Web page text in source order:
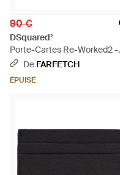
90 €
DSquared²
Porte-Cartes Re-Worked2 -
BleuDe FARFETCH
ÉPUISÉ